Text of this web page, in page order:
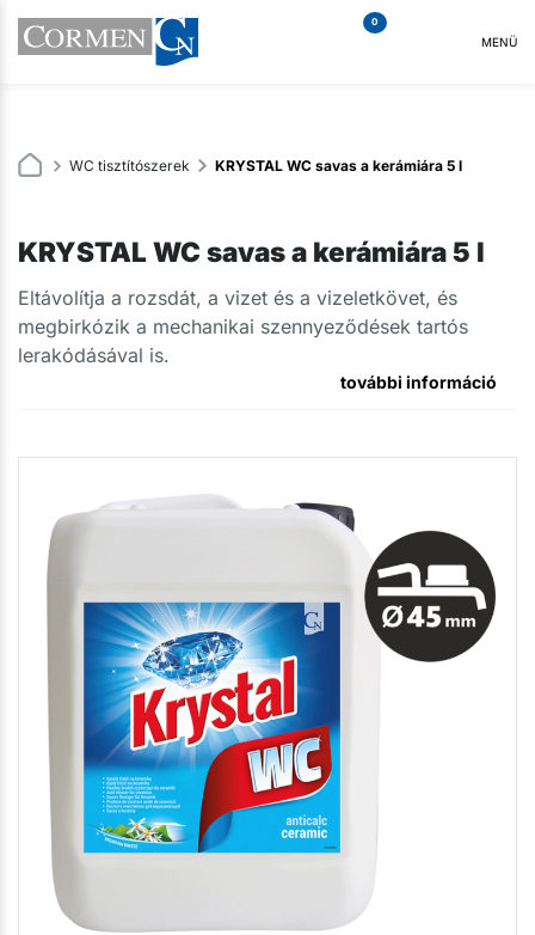
0
MENÜ
WC tisztítószerek KRYSTAL WC savas a kerámiára 5 l
KRYSTAL WC savas a kerámiára 5 l
Eltávolítja a rozsdát, a vizet és a vizeletkövet, és
megbirkózik a mechanikai szennyeződések tartós
lerakódásával is.
további információ